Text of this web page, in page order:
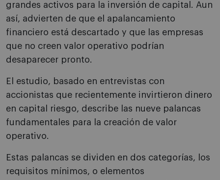
grandes activos para la inversión de capital. Aun
así, advierten de que el apalancamiento
financiero está descartado y que las empresas
que no creen valor operativo podrían
desaparecer pronto.
El estudio, basado en entrevistas con
accionistas que recientemente invirtieron dinero
en capital riesgo, describe las nueve palancas
fundamentales para la creación de valor
operativo.
Estas palancas se dividen en dos categorías, los
requisitos mínimos, o elementos